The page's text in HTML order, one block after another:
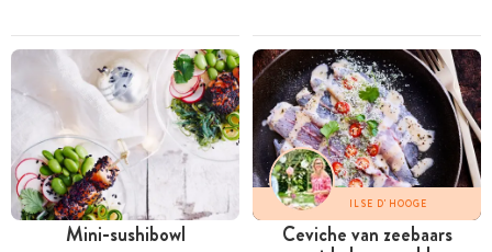
Mini-sushibowl
ILSE D'HOOGE
Ceviche van zeebaars